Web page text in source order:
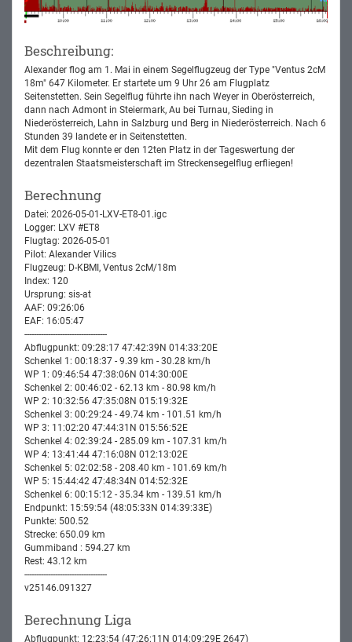
Beschreibung:
Alexander flog am 1. Mai in einem Segelflugzeug der Type "Ventus 2cM
18m" 647 Kilometer. Er startete um 9 Uhr 26 am Flugplatz
Seitenstetten. Sein Segelflug führte ihn nach Weyer in Oberösterreich,
dann nach Admont in Steiermark, Au bei Turnau, Sieding in
Niederösterreich, Lahn in Salzburg und Berg in Niederösterreich. Nach 6
Stunden 39 landete er in Seitenstetten.
Mit dem Flug konnte er den 12ten Platz in der Tageswertung der
dezentralen Staatsmeisterschaft im Streckensegelflug erfliegen!
Berechnung
Datei: 2026-05-01-LXV-ET8-01.igc
Logger: LXV #ET8
Flugtag: 2026-05-01
Pilot: Alexander Vilics
Flugzeug: D-KBMI, Ventus 2cM/18m
Index: 120
Ursprung: sis-at
AAF: 09:26:06
EAF: 16:05:47
-----------------------------------
Abflugpunkt: 09:28:17 47:42:39N 014:33:20E
Schenkel 1: 00:18:37 - 9.39 km - 30.28 km/h
WP 1: 09:46:54 47:38:06N 014:30:00E
Schenkel 2: 00:46:02 - 62.13 km - 80.98 km/h
WP 2: 10:32:56 47:35:08N 015:19:32E
Schenkel 3: 00:29:24 - 49.74 km - 101.51 km/h
WP 3: 11:02:20 47:44:31N 015:56:52E
Schenkel 4: 02:39:24 - 285.09 km - 107.31 km/h
WP 4: 13:41:44 47:16:08N 012:13:02E
Schenkel 5: 02:02:58 - 208.40 km - 101.69 km/h
WP 5: 15:44:42 47:48:34N 014:52:32E
Schenkel 6: 00:15:12 - 35.34 km - 139.51 km/h
Endpunkt: 15:59:54 (48:05:33N 014:39:33E)
Punkte: 500.52
Strecke: 650.09 km
Gummiband : 594.27 km
Rest: 43.12 km
-----------------------------------
v25146.091327
Berechnung Liga
Abflugpunkt: 12:23:54 (47:26:11N 014:09:29E 2647)